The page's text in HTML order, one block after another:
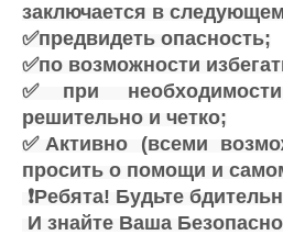
заключается в
✅предвидеть опасность;
✅по возможности
✅при
решительно и четко;
✅Активно (всеми
просить о помощи и
❗️Ребята! Будьте
И знайте Ваша